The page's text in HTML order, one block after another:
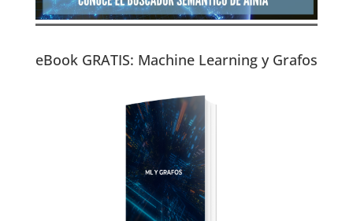
eBook GRATIS: Machine Learning y Grafos